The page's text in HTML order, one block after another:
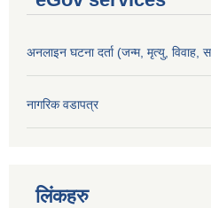
अनलाइन घटना दर्ता (जन्म, मृत्यु, विवाह,
नागरिक वडापत्र
लिंकहरु